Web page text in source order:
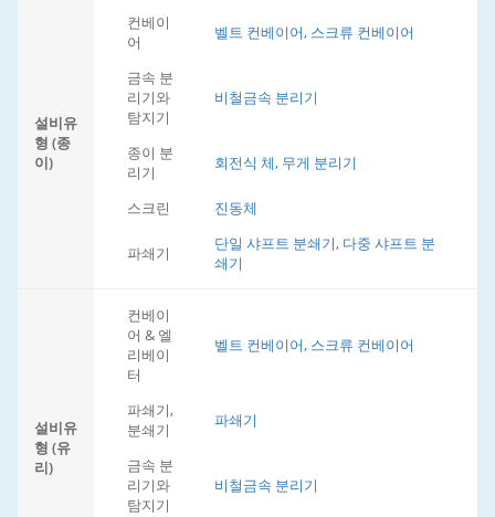
설비유
형 (종
이)
컨베이
어
벨트 컨베이어, 스크류 컨베이어
금속 분
리기와
탐지기
비철금속 분리기
종이 분
리기
회전식 체, 무게 분리기
스크린 진동체
파쇄기
단일 샤프트 분쇄기, 다중 샤프트 분
쇄기
설비유
형 (유
리)
컨베이
어 & 엘
리베이
터
벨트 컨베이어, 스크류 컨베이어
파쇄기,
분쇄기
파쇄기
금속 분
리기와
탐지기
비철금속 분리기